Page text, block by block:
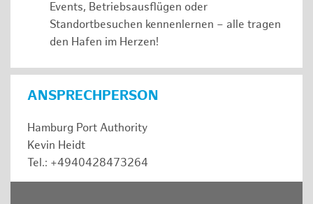
Events, Betriebsausflügen oder
Standortbesuchen kennenlernen – alle tragen
den Hafen im Herzen!
ANSPRECHPERSON
Hamburg Port Authority
Kevin Heidt
Tel.: +4940428473264